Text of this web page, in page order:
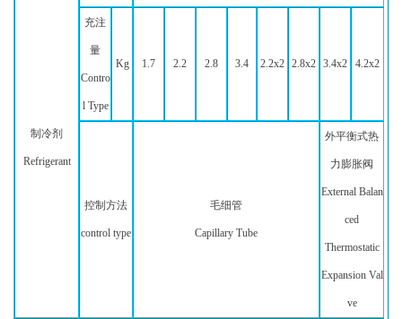
制冷剂
Refrigerant
充注
量
Contro
l Type
Kg 1.7 2.2 2.8 3.4 2.2x2 2.8x2 3.4x2 4.2x2
控制方法
control type
毛细管
Capillary Tube
外平衡式热
力膨胀阀
External Balan
ced
Thermostatic
Expansion Val
ve